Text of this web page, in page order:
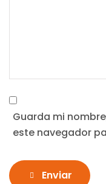
Guarda mi
este navegador
Enviar